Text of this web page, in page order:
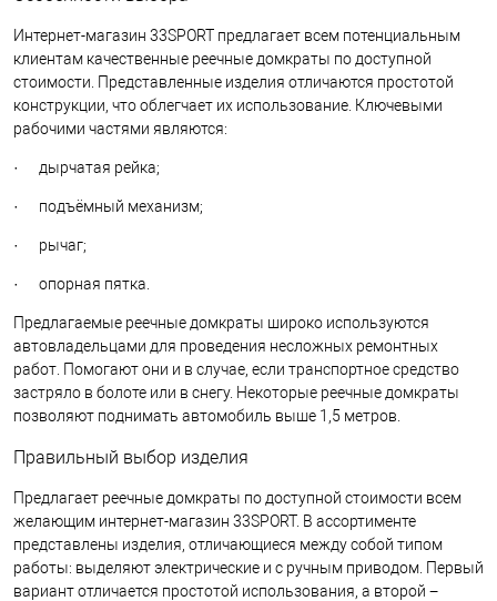
Интернет-магазин 33SPORT предлагает всем потенциальным
клиентам качественные реечные домкраты по доступной
стоимости. Представленные изделия отличаются простотой
конструкции, что облегчает их использование. Ключевыми
рабочими частями являются:
· дырчатая рейка;
· подъёмный механизм;
· рычаг;
· опорная пятка.
Предлагаемые реечные домкраты широко используются
автовладельцами для проведения несложных ремонтных
работ. Помогают они и в случае, если транспортное средство
застряло в болоте или в снегу. Некоторые реечные домкраты
позволяют поднимать автомобиль выше 1,5 метров.
Правильный выбор изделия
Предлагает реечные домкраты по доступной стоимости всем
желающим интернет-магазин 33SPORT. В ассортименте
представлены изделия, отличающиеся между собой типом
работы: выделяют электрические и с ручным приводом. Первый
вариант отличается простотой использования, а второй −